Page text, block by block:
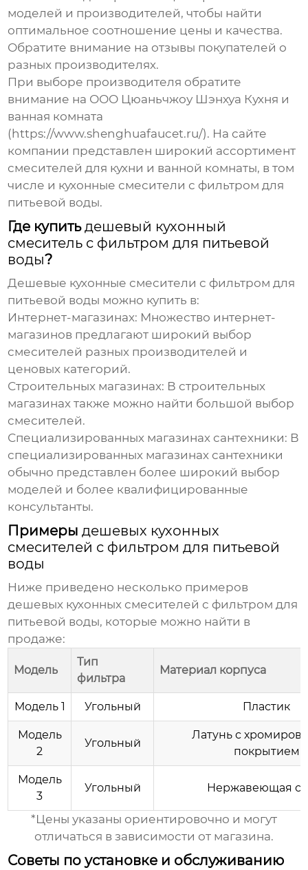
моделей и производителей, чтобы найти
оптимальное соотношение цены и качества.
Обратите внимание на отзывы покупателей о
разных производителях.
При выборе производителя обратите
внимание на ООО Цюаньчжоу Шэнхуа Кухня и
ванная комната
(https://www.shenghuafaucet.ru/). На сайте
компании представлен широкий ассортимент
смесителей для кухни и ванной комнаты, в том
числе и кухонные смесители с фильтром для
питьевой воды.
Где купитьдешевый кухонный
смеситель с фильтром для питьевой
воды?
Дешевые кухонные смесители с фильтром для
питьевой воды можно купить в:
Интернет-магазинах: Множество интернет-
магазинов предлагают широкий выбор
смесителей разных производителей и
ценовых категорий.
Строительных магазинах: В строительных
магазинах также можно найти большой выбор
смесителей.
Специализированных магазинах сантехники: В
специализированных магазинах сантехники
обычно представлен более широкий выбор
моделей и более квалифицированные
консультанты.
Примерыдешевых кухонных
смесителей с фильтром для питьевой
воды
Ниже приведено несколько примеров
дешевых кухонных смесителей с фильтром для
питьевой воды, которые можно найти в
продаже:
Модель
Тип
фильтра
Материал корпуса
Модель 1 Угольный Пластик
Модель
2
Угольный
Латунь с
покрытием
Модель
3
Угольный Нержавеющая
*Цены указаны ориентировочно и могут
отличаться в зависимости от магазина.
Советы по установке и обслуживанию